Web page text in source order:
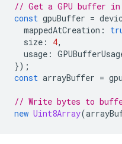
// Get a GPU buffer
const gpuBuffer =
mappedAtCreation :
size : 4,
usage :
});
const arrayBuffer =
// Write bytes to
new Uint8Array(